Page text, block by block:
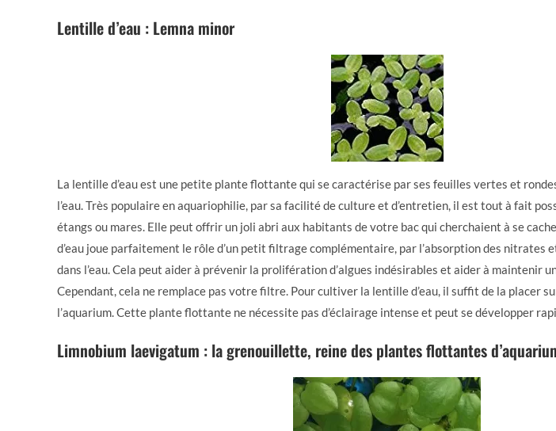
Lentille d’eau : Lemna minor
La lentille d’eau est une petite plante flottante qui se caractérise par ses feuilles vertes et
l’eau. Très populaire en aquariophilie, par sa facilité de culture et d’entretien, il est tout à fait
étangs ou mares. Elle peut offrir un joli abri aux habitants de votre bac qui cherchaient à se
d’eau joue parfaitement le rôle d’un petit filtrage complémentaire, par l’absorption des nitrates
dans l’eau. Cela peut aider à prévenir la prolifération d’algues indésirables et aider à maintenir
Cependant, cela ne remplace pas votre filtre. Pour cultiver la lentille d’eau, il suffit de la placer
l’aquarium. Cette plante flottante ne nécessite pas d’éclairage intense et peut se développer
Limnobium laevigatum : la grenouillette, reine des plantes flottantes